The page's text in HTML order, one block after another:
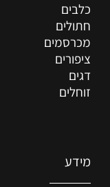
כלבים
חתולים
מכרסמים
ציפורים
דגים
זוחלים
מידע